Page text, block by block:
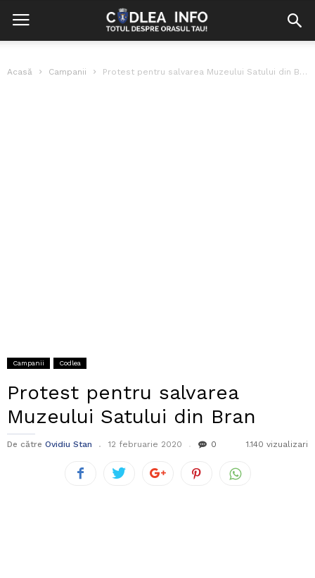
Acasă Campanii Protest pentru salvarea Muzeului Satului din Bran
Campanii Codlea
Protest pentru salvarea
Muzeului Satului din Bran
De către Ovidiu Stan 12 februarie 2020 0 1.140 vizualizari